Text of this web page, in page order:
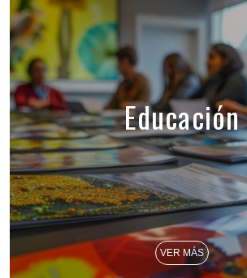
Educación
VER MÁS